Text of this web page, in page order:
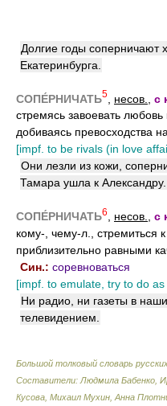
Долгие годы соперничают
Екатеринбурга.
СОПЕ́РНИЧАТЬ5 несов. с
стремясь завоевать
добиваясь превосходства
[impf. to be rivals (in love
Они лезли из кожи,
Тамара ушла к Александру.
СОПЕ́РНИЧАТЬ6 несов. с
кому-, чему-л., стремиться
приблизительно равными
Син.: соревноваться
[impf. to emulate, try to do
Ни радио, ни газеты в
телевидением.
Большой толковый словарь
Составители: Людмила Бабенко,
Кусова, Михаил Мухин, Анна